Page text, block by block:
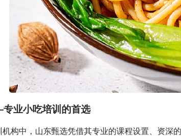
业小吃培训的首选
中，山东甄选凭借其专业的课程设置、资深